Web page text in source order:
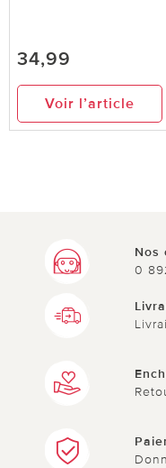
34,99
Voir l’article
Nos
0